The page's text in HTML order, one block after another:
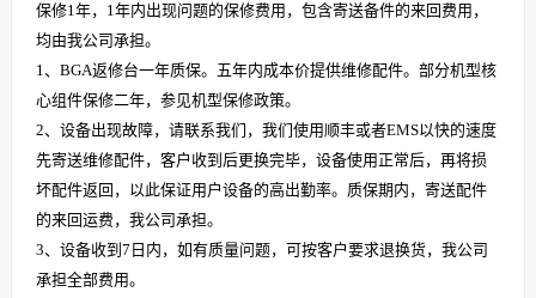
保修1年，1年内出现问题的保修费用，包含寄送备件的来回费用，
均由我公司承担。
1、BGA返修台一年质保。五年内成本价提供维修配件。部分机型核
心组件保修二年，参见机型保修政策。
2、设备出现故障，请联系我们，我们使用顺丰或者EMS以快的速度
先寄送维修配件，客户收到后更换完毕，设备使用正常后，再将损
坏配件返回，以此保证用户设备的高出勤率。质保期内，寄送配件
的来回运费，我公司承担。
3、设备收到7日内，如有质量问题，可按客户要求退换货，我公司
承担全部费用。